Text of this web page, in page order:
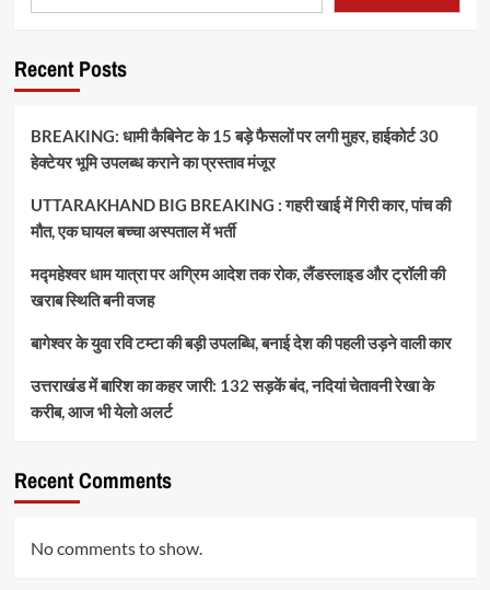
Recent Posts
BREAKING: धामी कैबिनेट के 15 बड़े फैसलों पर लगी मुहर, हाईकोर्ट 30
हेक्टेयर भूमि उपलब्ध कराने का प्रस्ताव मंजूर
UTTARAKHAND BIG BREAKING : गहरी खाई में गिरी कार, पांच की
मौत, एक घायल बच्चा अस्पताल में भर्ती
मद्महेश्वर धाम यात्रा पर अग्रिम आदेश तक रोक, लैंडस्लाइड और ट्रॉली की
खराब स्थिति बनी वजह
बागेश्वर के युवा रवि टम्टा की बड़ी उपलब्धि, बनाई देश की पहली उड़ने वाली कार
उत्तराखंड में बारिश का कहर जारी: 132 सड़कें बंद, नदियां चेतावनी रेखा के
करीब, आज भी येलो अलर्ट
Recent Comments
No comments to show.